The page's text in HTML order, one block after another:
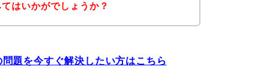
はいかがでしょうか？
題を今すぐ解決したい方はこちら